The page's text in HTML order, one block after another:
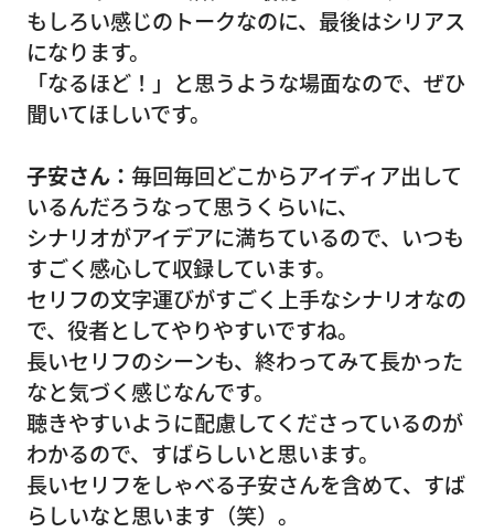
もしろい感じのトークなのに、最後はシリアス
になります。
「なるほど！」と思うような場面なので、ぜひ
聞いてほしいです。
子安さん： 毎回毎回どこからアイディア出して
いるんだろうなって思うくらいに、
シナリオがアイデアに満ちているので、いつも
すごく感心して収録しています。
セリフの文字運びがすごく上手なシナリオなの
で、役者としてやりやすいですね。
長いセリフのシーンも、終わってみて長かった
なと気づく感じなんです。
聴きやすいように配慮してくださっているのが
わかるので、すばらしいと思います。
長いセリフをしゃべる子安さんを含めて、すば
らしいなと思います（笑）。